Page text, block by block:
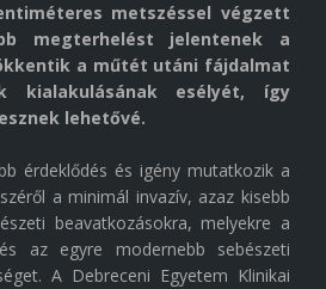
metszéssel végzett
megterhelést jelentenek a
a műtét utáni fájdalmat
kialakulásának esélyét, így
lehetővé.
érdeklődés és igény mutatkozik a
a minimál invazív, azaz kisebb
beavatkozásokra, melyekre a
az egyre modernebb sebészeti
A Debreceni Egyetem Klinikai